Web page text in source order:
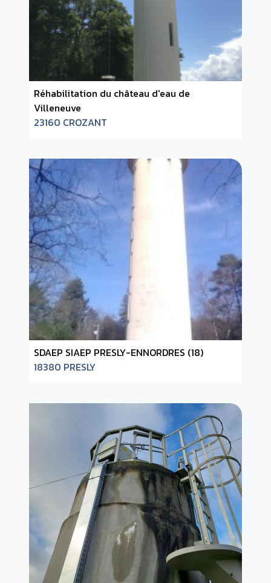
Réhabilitation du château d'eau de
Villeneuve
23160 CROZANT
SDAEP SIAEP PRESLY-ENNORDRES (18)
18380 PRESLY